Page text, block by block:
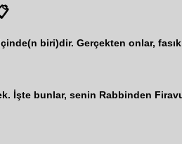
biri)dir. Gerçekten onlar,
İşte bunlar, senin Rabbinden